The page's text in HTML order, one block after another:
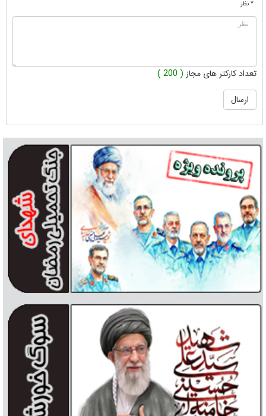
* نظر
تعداد کارکتر های مجاز ( 200 )